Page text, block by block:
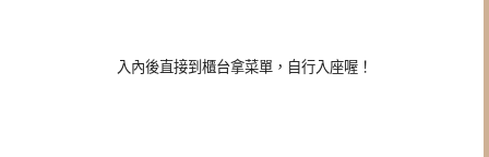
入內後直接到櫃台拿菜單，自行入座喔！